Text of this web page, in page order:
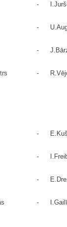
-
-
-
-
-
-
-
-